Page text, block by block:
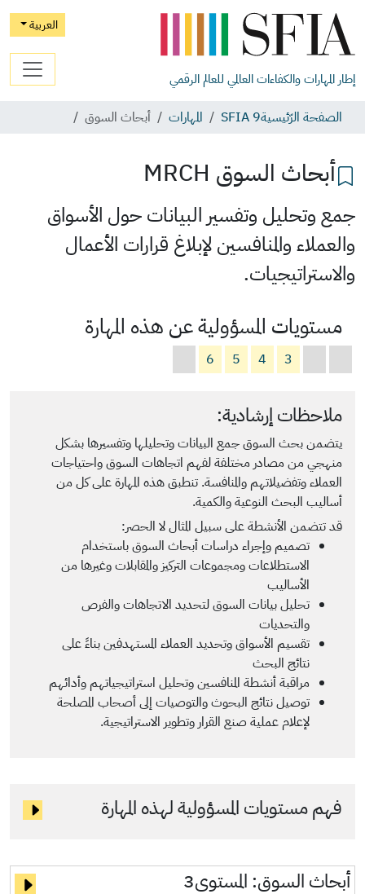
العربية
إطار المهارات والكفاءات العالمي للعالم الرقمي
الصفحة الرّئيسيةSFIA 9 المهارات أبحاث السوق
أبحاث السوق MRCH
جمع وتحليل وتفسير البيانات حول الأسواق
والعملاء والمنافسين لإبلاغ قرارات الأعمال
والاستراتيجيات.
مستويات المسؤولية عن هذه المهارة
3
4
5
6
ملاحظات إرشادية:
يتضمن بحث السوق جمع البيانات وتحليلها وتفسيرها بشكل
منهجي من مصادر مختلفة لفهم اتجاهات السوق واحتياجات
العملاء وتفضيلاتهم والمنافسة. تنطبق هذه المهارة على كل من
أساليب البحث النوعية والكمية.
قد تتضمن الأنشطة على سبيل المثال لا الحصر:
تصميم وإجراء دراسات أبحاث السوق باستخدام
الاستطلاعات ومجموعات التركيز والمقابلات وغيرها من
الأساليب
تحليل بيانات السوق لتحديد الاتجاهات والفرص
والتحديات
تقسيم الأسواق وتحديد العملاء المستهدفين بناءً على
نتائج البحث
مراقبة أنشطة المنافسين وتحليل استراتيجياتهم وأدائهم
توصيل نتائج البحوث والتوصيات إلى أصحاب المصلحة
لإعلام عملية صنع القرار وتطوير الاستراتيجية.
فهم مستويات المسؤولية لهذه المهارة
أبحاث السوق: المستوى3